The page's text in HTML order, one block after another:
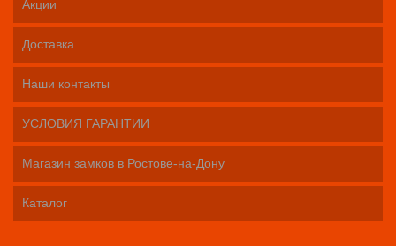
Акции
Доставка
Наши контакты
УСЛОВИЯ ГАРАНТИИ
Магазин замков в Ростове-на-Дону
Каталог